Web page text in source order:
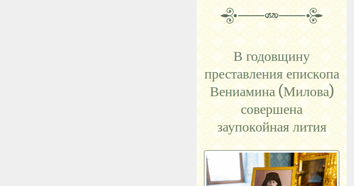
В годовщину
преставления епископа
Вениамина (Милова)
совершена
заупокойная лития